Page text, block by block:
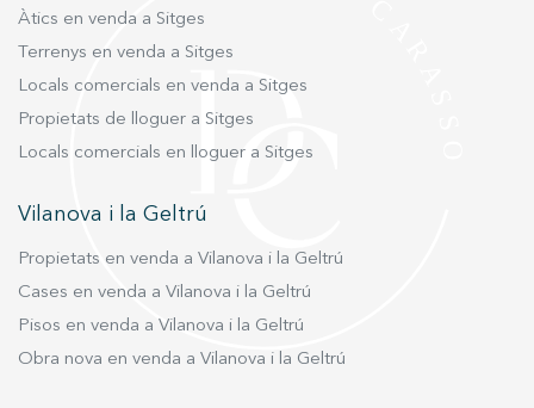
Àtics en venda a Sitges
Terrenys en venda a Sitges
Locals comercials en venda a Sitges
Propietats de lloguer a Sitges
Locals comercials en lloguer a Sitges
Vilanova i la Geltrú
Propietats en venda a Vilanova i la Geltrú
Cases en venda a Vilanova i la Geltrú
Pisos en venda a Vilanova i la Geltrú
Obra nova en venda a Vilanova i la Geltrú